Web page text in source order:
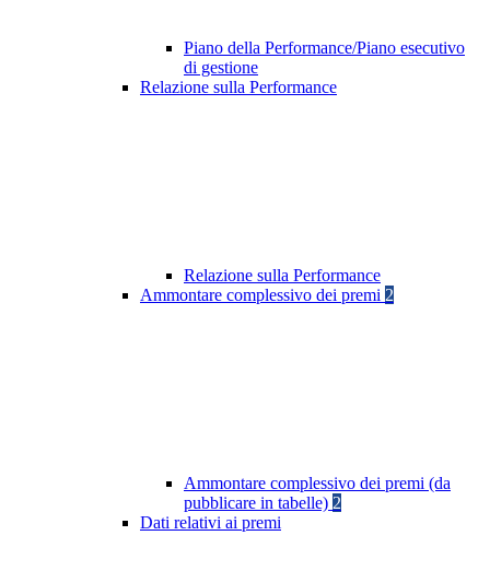
Piano della Performance/Piano esecutivo
di gestione
Relazione sulla Performance
Relazione sulla Performance
Ammontare complessivo dei premi 2
Ammontare complessivo dei premi (da
pubblicare in tabelle) 2
Dati relativi ai premi